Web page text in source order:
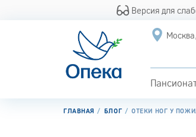
Версия для
ГЛАВНАЯ БЛОГ ОТЕКИ НОГ У